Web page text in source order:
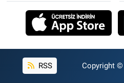
RSS Copyright ©